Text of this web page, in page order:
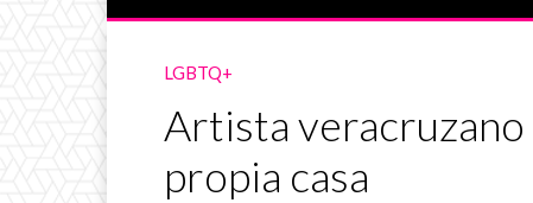
LGBTQ+
Artista veracruzano
propia casa